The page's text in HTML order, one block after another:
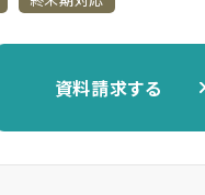
資料請求する